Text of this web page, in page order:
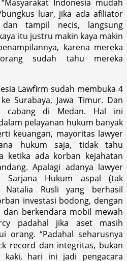
Indonesia mudah
luar, jika ada afiliator
dan tampil necis, langsung
itu justru makin kaya makin
karena mereka
sudah tahu mereka
Lawfirm sudah membuka 4
Surabaya, Jawa Timur. Dan
cabang di Medan. Hal ini
pelayanan hukum banyak
keuangan, mayoritas lawyer
hukum saja, tidak tahu
ketika ada korban kejahatan
Apalagi adanya lawyer
Sarjana Hukum aspal (tak
Rusli yang berhasil
investasi bodong, dengan
berkendara mobil mewah
padahal jika aset masih
orang. “Padahal seharusnya
record dan integritas, bukan
kaki, hari ini jadi pengacara